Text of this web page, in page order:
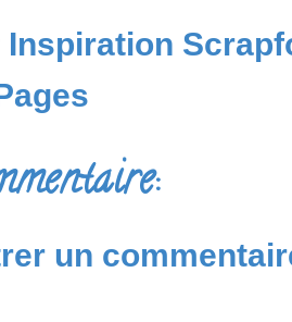
Inspiration
un